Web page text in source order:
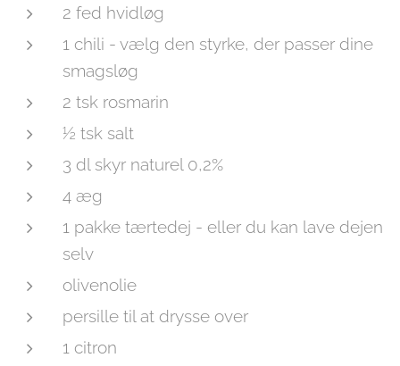
2 fed hvidløg
1 chili - vælg den styrke, der passer dine
smagsløg
2 tsk rosmarin
½ tsk salt
3 dl skyr naturel 0,2%
4 æg
1 pakke tærtedej - eller du kan lave dejen
selv
olivenolie
persille til at drysse over
1 citron